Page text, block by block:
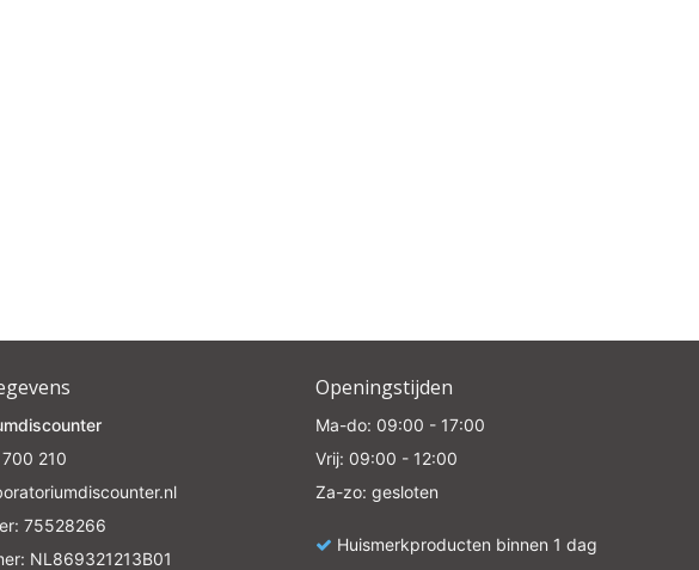
210
75528266
NL869321213B01
Openingstijden
Ma-do: 09:00 - 17:00
Vrij: 09:00 - 12:00
Za-zo: gesloten
Huismerkproducten binnen 1 dag